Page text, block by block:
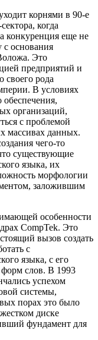
корнями в 90-е
когда
конкуренция еще не
с основания
Это
предприятий и
своего рода
В условиях
организаций,
с проблемой
массивах данных.
чего-то
существующие
языка, их
морфологии
заложившим
особенности
CompTek. Это
вызов создать
с
языка, с его
слов. В 1993
успехом
системы,
порах это было
диске
фундамент для